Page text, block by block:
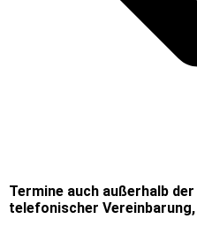
Termine auch außerhalb
telefonischer